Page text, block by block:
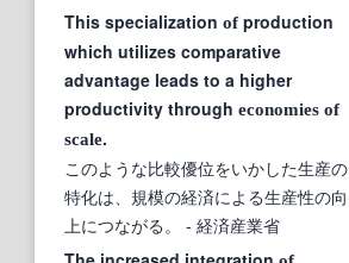
This specialization ofproduction
which utilizes comparative
advantage leads to a higher
productivity through economies of
scale.
このような比較優位をいかした生産の
特化は、規模の経済による生産性の向
上につながる。
- 経済産業省